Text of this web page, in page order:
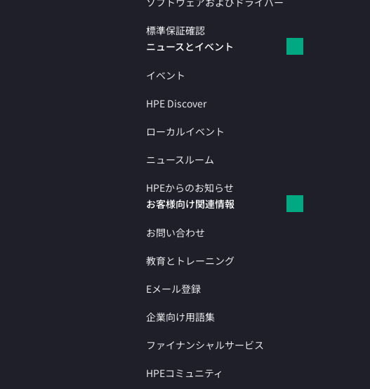
標準保証確認
ニュースとイベント
イベント
HPE Discover
ローカルイベント
ニュースルーム
HPEからのお知らせ
お客様向け関連情報
お問い合わせ
教育とトレーニング
Eメール登録
企業向け用語集
ファイナンシャルサービス
HPEコミュニティ